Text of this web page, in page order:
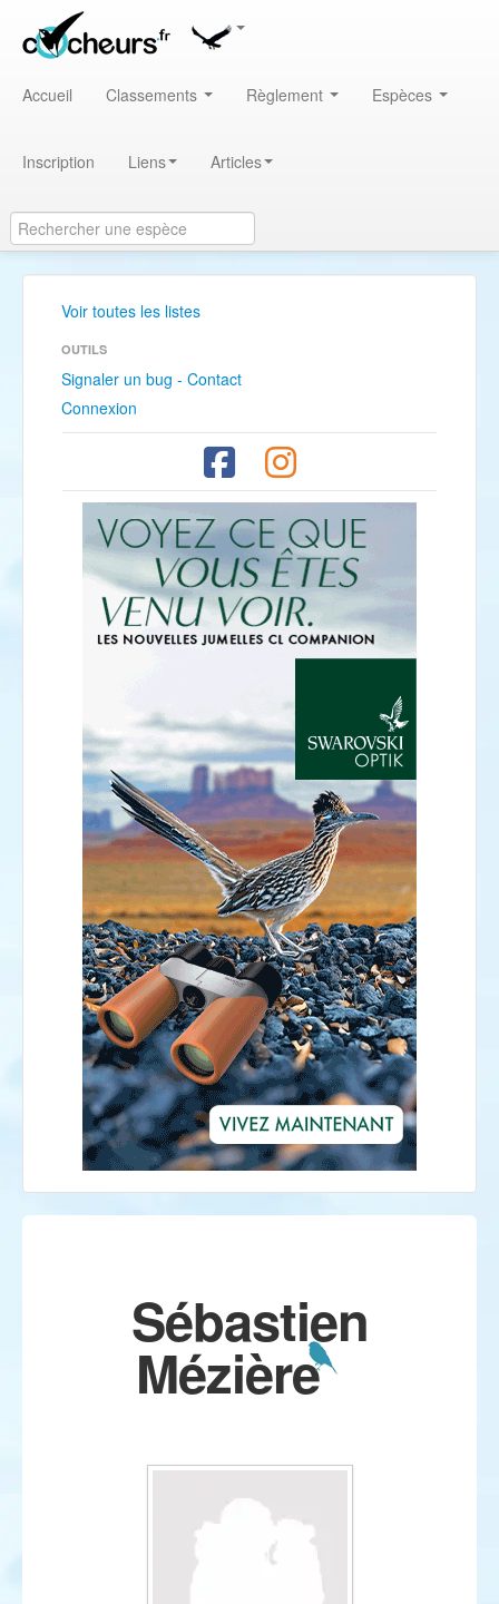
Accueil Classements Règlement Espèces
Inscription Liens Articles
Voir toutes les listes
OUTILS
Signaler un bug - Contact
Connexion
Sébastien
Mézière